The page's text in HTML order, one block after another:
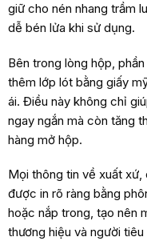
giữ cho nén nhang trầm
dễ bén lửa khi sử dụng.
Bên trong lòng hộp,
thêm lớp lót bằng giấy
ái. Điều này không chỉ
ngay ngắn mà còn tăng
hàng mở hộp.
Mọi thông tin về xuất
được in rõ ràng bằng
hoặc nắp trong, tạo nên
thương hiệu và người tiêu